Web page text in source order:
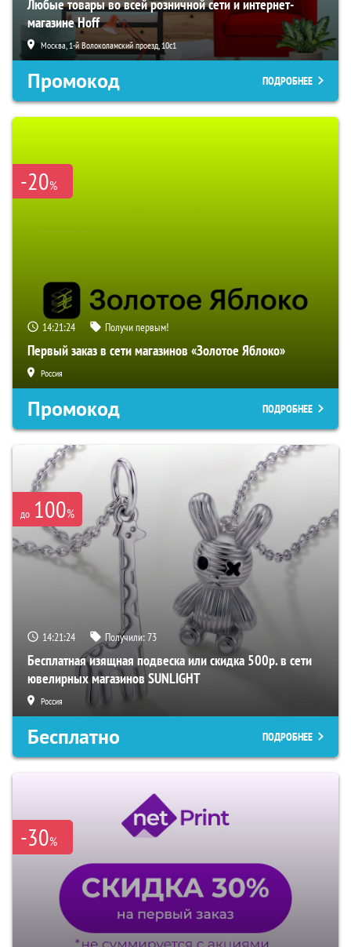
Любые товары во всей розничной сети и интернет-
магазине Hoff
Москва, 1-й Волоколамский проезд, 10с1
Промокод ПОДРОБНЕЕ
-20%
14:21:22 Получи первым!
Первый заказ в сети магазинов «Золотое Яблоко»
Россия
Промокод ПОДРОБНЕЕ
до 100%
14:21:22 Получили:73
Бесплатная изящная подвеска или скидка 500р. в сети
ювелирных магазинов SUNLIGHT
Россия
Бесплатно ПОДРОБНЕЕ
-30%